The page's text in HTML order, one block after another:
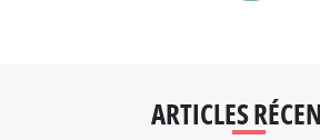
ARTICLES